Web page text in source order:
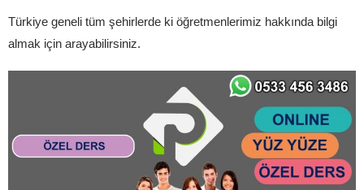
Türkiye geneli tüm şehirlerde ki öğretmenlerimiz hakkında bilgi
almak için arayabilirsiniz.